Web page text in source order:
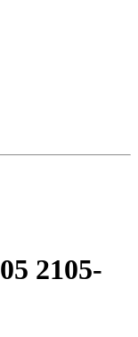
2105-